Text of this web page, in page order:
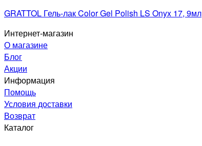
GRATTOL Гель-лак Color Gel Polish LS Onyx 17, 9мл
Интернет-магазин
О магазине
Блог
Акции
Информация
Помощь
Условия доставки
Возврат
Каталог